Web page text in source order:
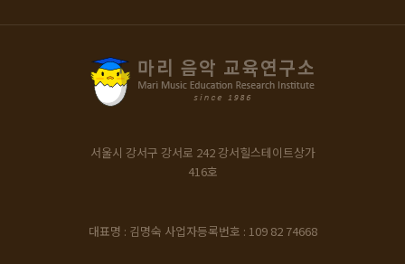
서울시 강서구 강서로 242강서힐스테이트상가
416호
대표명 : 김명숙 사업자등록번호 : 109 82 74668